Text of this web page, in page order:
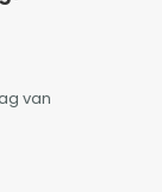
van